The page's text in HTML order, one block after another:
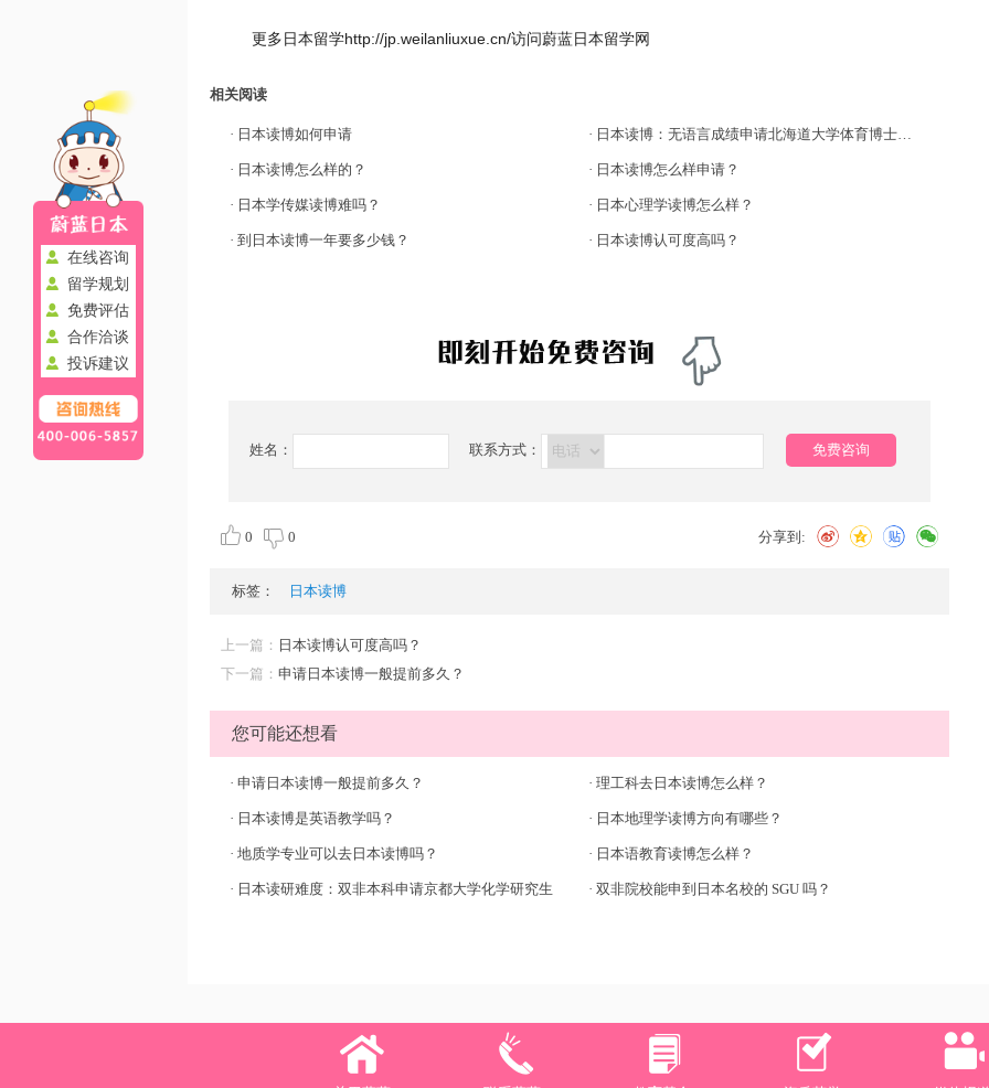
更多日本留学http://jp.weilanliuxue.cn/访问蔚蓝日本留学网
相关阅读
· 日本读博如何申请 · 日本读博：无语言成绩申请北海道大学体育博士研究生
· 日本读博怎么样的？ · 日本读博怎么样申请？
· 日本学传媒读博难吗？ · 日本心理学读博怎么样？
· 到日本读博一年要多少钱？ · 日本读博认可度高吗？
姓名： 联系方式： 免费咨询
0 0 分享到:
标签： 日本读博
上一篇： 日本读博认可度高吗？
下一篇： 申请日本读博一般提前多久？
您可能还想看
· 申请日本读博一般提前多久？ · 理工科去日本读博怎么样？
· 日本读博是英语教学吗？ · 日本地理学读博方向有哪些？
· 地质学专业可以去日本读博吗？ · 日本语教育读博怎么样？
· 日本读研难度：双非本科申请京都大学化学研究生 · 双非院校能申到日本名校的 SGU 吗？
在线咨询
留学规划
免费评估
合作洽谈
投诉建议